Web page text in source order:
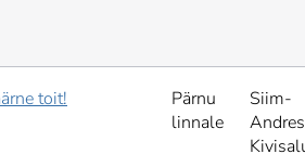
toit!
Pärnu
linnale
Siim-
Andres